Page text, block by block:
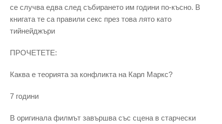
се случва едва след събирането им години по-късно. В
книгата те са правили секс през това лято като
тийнейджъри
ПРОЧЕТЕТЕ:
Каква е теорията за конфликта на Карл Маркс?
7 години
В оригинала филмът завършва със сцена в старчески